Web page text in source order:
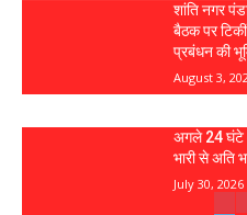
शांति नगर
बैठक पर
प्रबंधन की
August 3,
अगले 24 घंटे
भारी से अति
July 30, 2026